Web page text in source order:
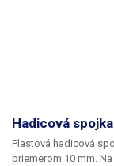
Hadicová
Plastová hadicová
priemerom 10 mm.